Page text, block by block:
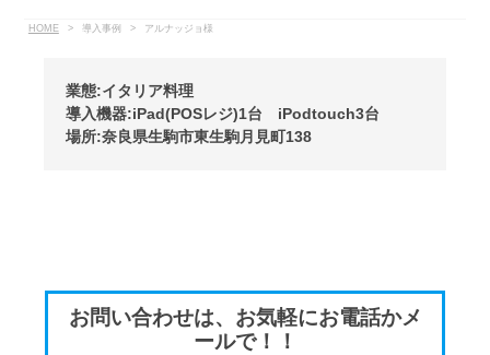
HOME > 導入事例 > アルナッジョ様
業態:イタリア料理
導入機器:iPad(POSレジ)1台 iPodtouch3台
場所:奈良県生駒市東生駒月見町138
お問い合わせは、お気軽にお電話かメ
ールで！！